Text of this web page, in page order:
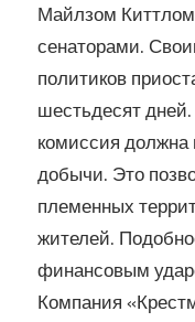
Майлзом Киттлом
сенаторами.
политиков
шестьдесят
комиссия должна
добычи. Это
племенных
жителей.
финансовым
Компания